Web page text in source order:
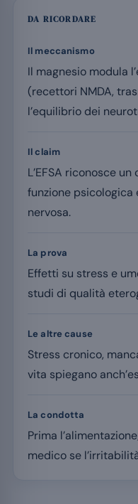
DA RICORDARE
Il meccanismo
Il magnesio modula
(recettori NMDA,
l’equilibrio dei
Il claim
L’EFSA riconosce
funzione psicologica
nervosa.
La prova
Effetti su stress e
studi di qualità
Le altre cause
Stress cronico,
vita spiegano
La condotta
Prima
medico se